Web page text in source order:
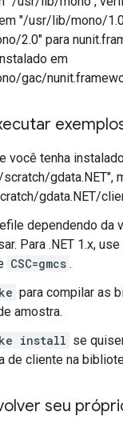
"/usr/lib/mono/
2.0" para
em
gac/
você tenha
gdata.NET",
gdata.NET/
dependendo da
Para .NET 1.x, use
CSC=gmcs .
para compilar as
amostra.
install se
de cliente na
seu